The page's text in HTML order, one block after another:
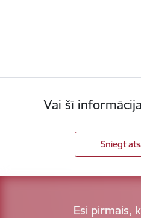
Vai šī
Sniegt
Esi pirmais,